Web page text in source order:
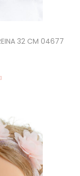
32 CM 04677